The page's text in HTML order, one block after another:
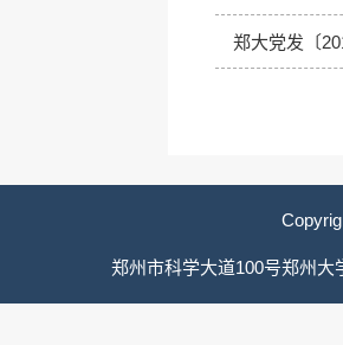
郑大党发〔
郑州市科学大道100号郑州大